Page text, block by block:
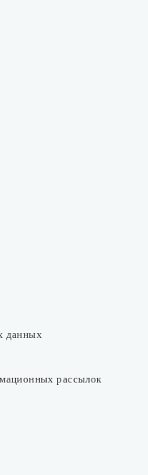
данных
рассылок